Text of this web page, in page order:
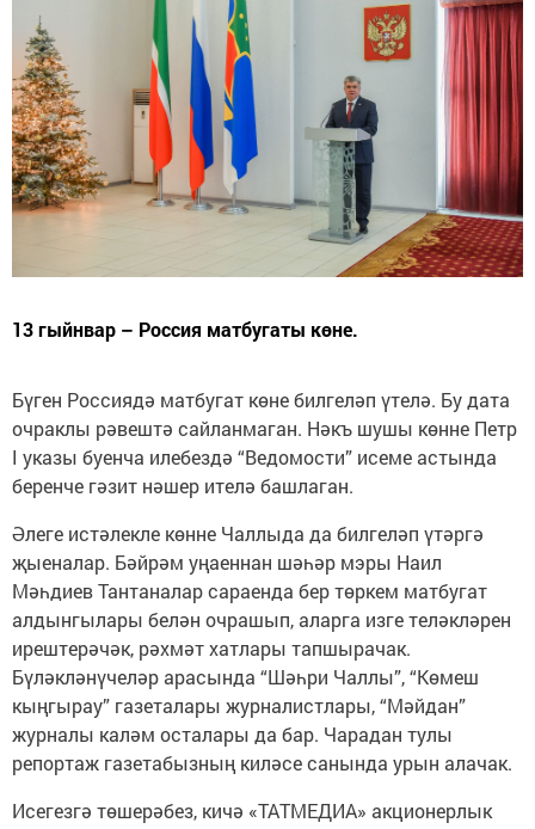
13 гыйнвар – Россия матбугаты көне.
Бүген Россиядә матбугат көне билгеләп үтелә. Бу дата
очраклы рәвештә сайланмаган. Нәкъ шушы көнне Петр
I указы буенча илебездә “Ведомости” исеме астында
беренче гәзит нәшер ителә башлаган.
Әлеге истәлекле көнне Чаллыда да билгеләп үтәргә
җыеналар. Бәйрәм уңаеннан шәһәр мэры Наил
Мәһдиев Тантаналар сараенда бер төркем матбугат
алдынгылары белән очрашып, аларга изге теләкләрен
ирештерәчәк, рәхмәт хатлары тапшырачак.
Бүләкләнүчеләр арасында “Шәһри Чаллы”, “Көмеш
кыңгырау” газеталары журналистлары, “Мәйдан”
журналы каләм осталары да бар. Чарадан тулы
репортаж газетабызның киләсе санында урын алачак.
Исегезгә төшерәбез, кичә «ТАТМЕДИА» акционерлык